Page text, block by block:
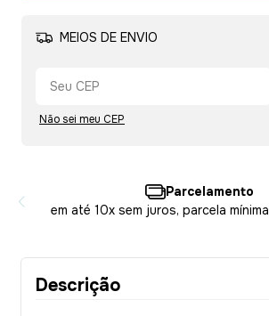
MEIOS DE ENVIO
Não sei meu CEP
Parcelamento
10x sem juros, parcela mínima de R$ 40,00
Descrição